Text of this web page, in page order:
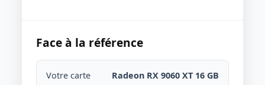
Face à la référence
Votre carte
Radeon RX 9060 XT 16 GB